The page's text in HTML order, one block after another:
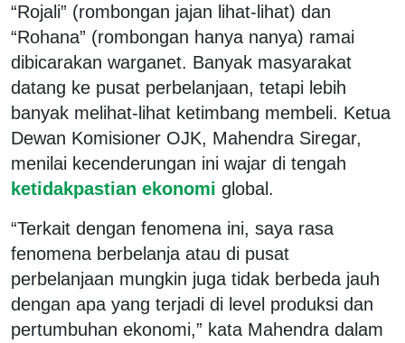
“Rojali” (rombongan jajan lihat-lihat) dan
“Rohana” (rombongan hanya nanya) ramai
dibicarakan warganet. Banyak masyarakat
datang ke pusat perbelanjaan, tetapi lebih
banyak melihat-lihat ketimbang membeli. Ketua
Dewan Komisioner OJK, Mahendra Siregar,
menilai kecenderungan ini wajar di tengah
ketidakpastian ekonomi global.
“Terkait dengan fenomena ini, saya rasa
fenomena berbelanja atau di pusat
perbelanjaan mungkin juga tidak berbeda jauh
dengan apa yang terjadi di level produksi dan
pertumbuhan ekonomi,” kata Mahendra dalam